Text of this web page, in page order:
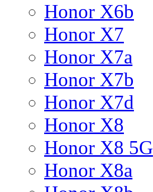
Honor X6b
Honor X7
Honor X7a
Honor X7b
Honor X7d
Honor X8
Honor X8 5G
Honor X8a